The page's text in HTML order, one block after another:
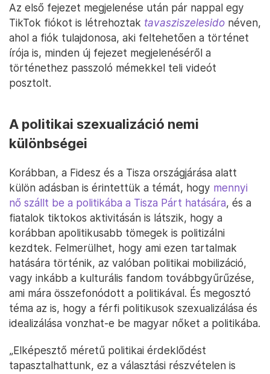
Az első fejezet megjelenése után pár nappal egy
TikTok fiókot is létrehoztak tavasziszelesido néven,
ahol a fiók tulajdonosa, aki feltehetően a történet
írója is, minden új fejezet megjelenéséről a
történethez passzoló mémekkel teli videót
posztolt.
A politikai szexualizáció nemi
különbségei
Korábban, a Fidesz és a Tisza országjárása alatt
külön adásban is érintettük a témát, hogy mennyi
nő szállt be a politikába a Tisza Párt hatására, és a
fiatalok tiktokos aktivitásán is látszik, hogy a
korábban apolitikusabb tömegek is politizálni
kezdtek. Felmerülhet, hogy ami ezen tartalmak
hatására történik, az valóban politikai mobilizáció,
vagy inkább a kulturális fandom továbbgyűrűzése,
ami mára összefonódott a politikával. És megosztó
téma az is, hogy a férfi politikusok szexualizálása és
idealizálása vonzhat-e be magyar nőket a politikába.
„Elképesztő méretű politikai érdeklődést
tapasztalhattunk, ez a választási részvételen is